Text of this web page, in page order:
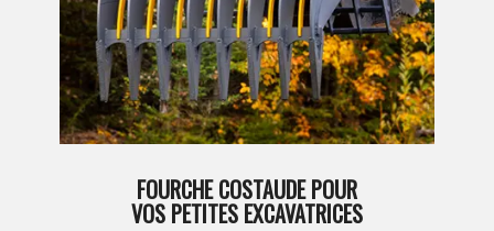
FOURCHE COSTAUDE POUR
VOS PETITES EXCAVATRICES